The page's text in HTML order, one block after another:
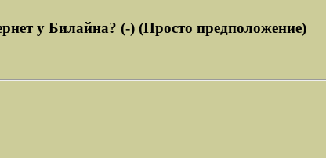
у Билайна? (-) (Просто предположение)